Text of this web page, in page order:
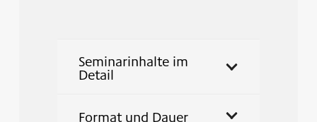
Seminarinhalte im
Detail
Format und Dauer